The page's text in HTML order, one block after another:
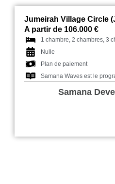
Jumeirah Village Circle
A partir de 106.000 €
1 chambre, 2 chambres, 3
Nulle
Plan de paiement
Samana Waves est le
Samana